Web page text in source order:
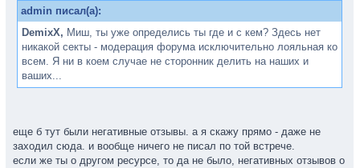
admin писал(а):
DemixX, Миш, ты уже определись ты где и с кем? Здесь нет
никакой секты - модерация форума исключительно лояльная ко
всем. Я ни в коем случае не сторонник делить на наших и
ваших...
еще б тут были негативные отзывы. а я скажу прямо - даже не
заходил сюда. и вообще ничего не писал по той встрече.
если же ты о другом ресурсе, то да не было, негативных отзывов о